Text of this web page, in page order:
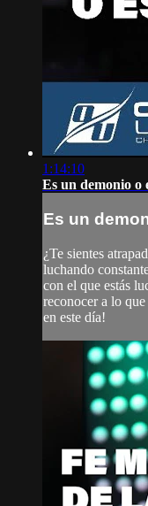
1:14:10
Es un demonio o
Es un
¿Te sientes
luchando
con el que estás
reconocer a lo
en este día!